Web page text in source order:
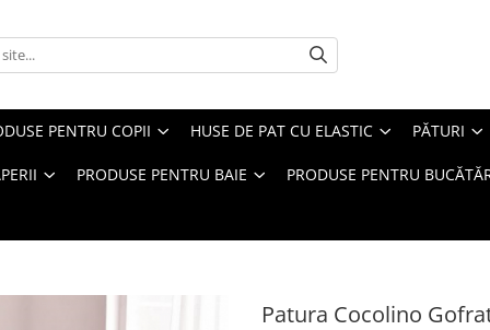
PENTRU COPII HUSE DE PAT CU ELASTIC PĂTURI
PRODUSE PENTRU BAIE PRODUSE PENTRU
Patura Cocolino